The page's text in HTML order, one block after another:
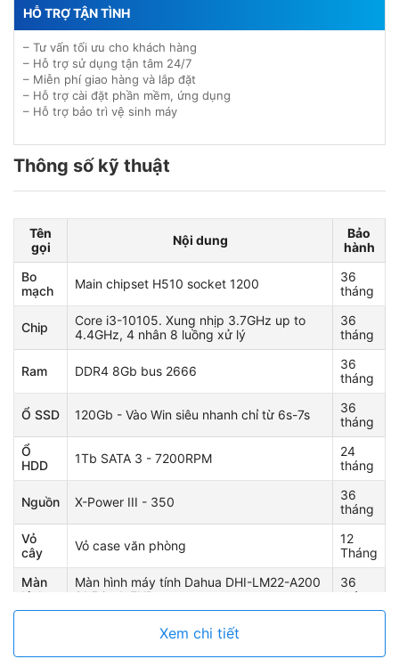
HỖ TRỢ TẬN TÌNH
– Tư vấn tối ưu cho khách hàng
– Hỗ trợ sử dụng tận tâm 24/7
– Miễn phí giao hàng và lắp đặt
– Hỗ trợ cài đặt phần mềm, ứng dụng
– Hỗ trợ bảo trì vệ sinh máy
Thông số kỹ thuật
Tên
gọi
Nội dung
Bảo
hành
Bo
mạch
Main chipset H510 socket 1200
36
tháng
Chip
Core i3-10105. Xung nhịp 3.7GHz up to
4.4GHz, 4 nhân 8 luồng xử lý
36
tháng
Ram DDR4 8Gb bus 2666
36
tháng
Ổ SSD 120Gb - Vào Win siêu nhanh chỉ từ 6s-7s
36
tháng
Ổ
HDD
1Tb SATA 3 - 7200RPM
24
tháng
Nguồn X-Power III - 350
36
tháng
Vỏ
cây
Vỏ case văn phòng
12
Tháng
Màn
hình
Màn hình máy tính Dahua DHI-LM22-A200
21.5 inch FHD
36
tháng
Xem chi tiết